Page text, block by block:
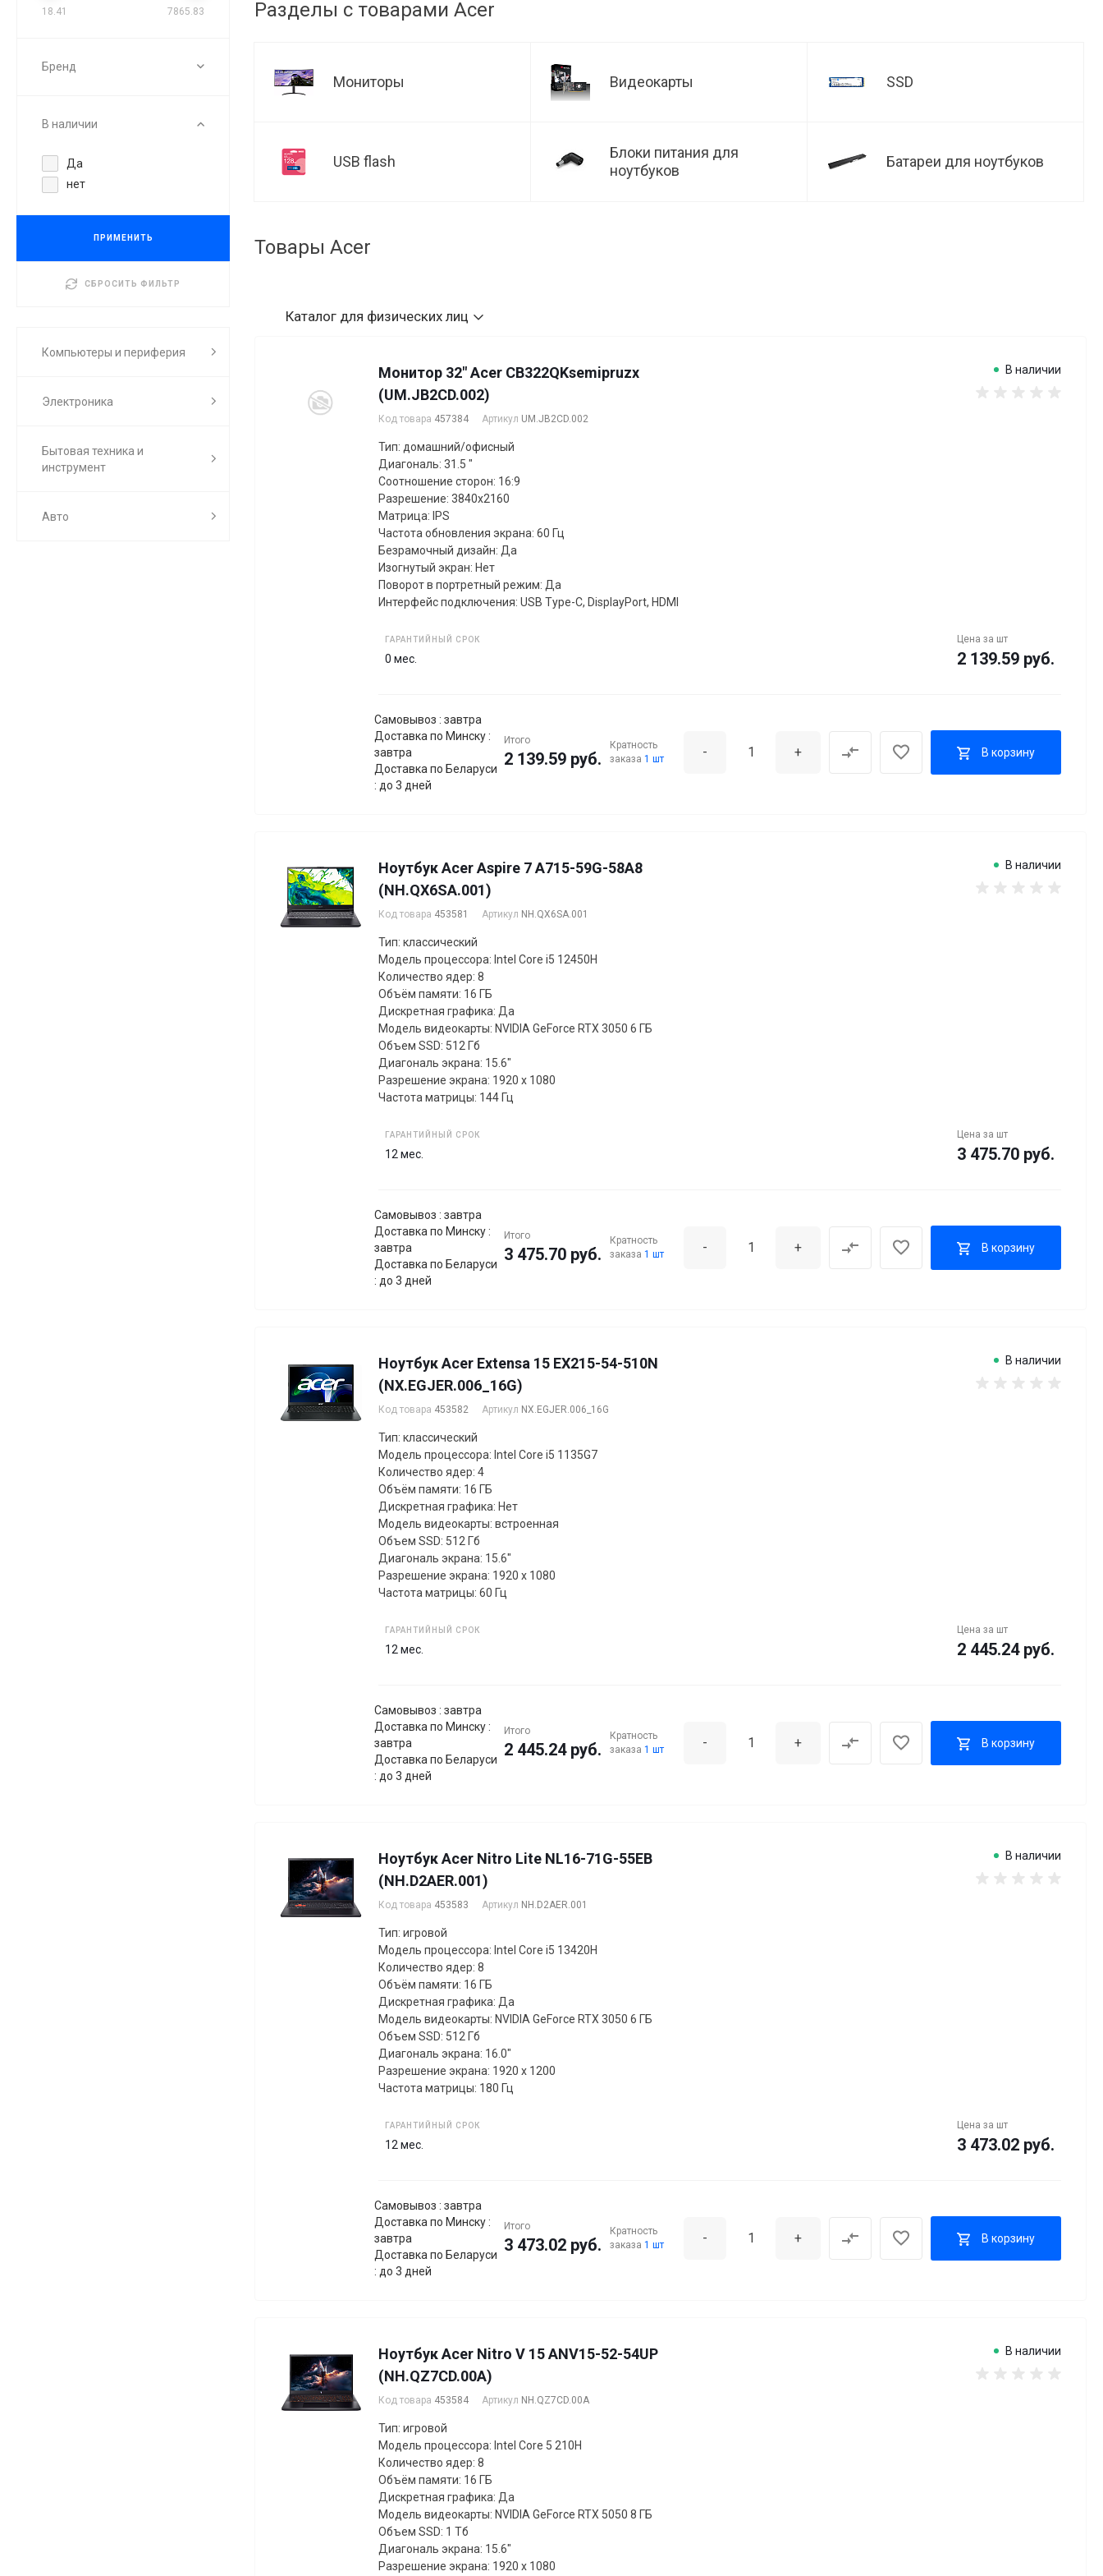
18.41 7865.83
Бренд
В наличии
Да
нет
ПРИМЕНИТЬ
СБРОСИТЬ ФИЛЬТР
Компьютеры и периферия
Электроника
Бытовая техника и
инструмент
Авто
Разделы с товарами Acer
Мониторы Видеокарты SSD
USB flash
Блоки питания для
ноутбуков
Батареи для ноутбуков
Товары Acer
Каталог для физических лиц
Монитор 32" Acer CB322QKsemipruzx
(UM.JB2CD.002)
Код товара 457384 Артикул UM.JB2CD.002
В наличии
Тип: домашний/офисный
Диагональ: 31.5 "
Соотношение сторон: 16:9
Разрешение: 3840x2160
Матрица: IPS
Частота обновления экрана: 60 Гц
Безрамочный дизайн: Да
Изогнутый экран: Нет
Поворот в портретный режим: Да
Интерфейс подключения: USB Type-C, DisplayPort, HDMI
ГАРАНТИЙНЫЙ СРОК
0 мес.
Цена за шт
2 139.59 руб.
Самовывоз : завтра
Доставка по Минску :
завтра
Доставка по Беларуси
: до 3 дней
Итого
2 139.59 руб.
Кратность
заказа 1 шт - + В корзину
Ноутбук Acer Aspire 7 A715-59G-58A8
(NH.QX6SA.001)
Код товара 453581 Артикул NH.QX6SA.001
В наличии
Тип: классический
Модель процессора: Intel Core i5 12450H
Количество ядер: 8
Объём памяти: 16 ГБ
Дискретная графика: Да
Модель видеокарты: NVIDIA GeForce RTX 3050 6 ГБ
Объем SSD: 512 Гб
Диагональ экрана: 15.6"
Разрешение экрана: 1920 x 1080
Частота матрицы: 144 Гц
ГАРАНТИЙНЫЙ СРОК
12 мес.
Цена за шт
3 475.70 руб.
Самовывоз : завтра
Доставка по Минску :
завтра
Доставка по Беларуси
: до 3 дней
Итого
3 475.70 руб.
Кратность
заказа 1 шт - + В корзину
Ноутбук Acer Extensa 15 EX215-54-510N
(NX.EGJER.006_16G)
Код товара 453582 Артикул NX.EGJER.006_16G
В наличии
Тип: классический
Модель процессора: Intel Core i5 1135G7
Количество ядер: 4
Объём памяти: 16 ГБ
Дискретная графика: Нет
Модель видеокарты: встроенная
Объем SSD: 512 Гб
Диагональ экрана: 15.6"
Разрешение экрана: 1920 x 1080
Частота матрицы: 60 Гц
ГАРАНТИЙНЫЙ СРОК
12 мес.
Цена за шт
2 445.24 руб.
Самовывоз : завтра
Доставка по Минску :
завтра
Доставка по Беларуси
: до 3 дней
Итого
2 445.24 руб.
Кратность
заказа 1 шт - + В корзину
Ноутбук Acer Nitro Lite NL16-71G-55EB
(NH.D2AER.001)
Код товара 453583 Артикул NH.D2AER.001
В наличии
Тип: игровой
Модель процессора: Intel Core i5 13420H
Количество ядер: 8
Объём памяти: 16 ГБ
Дискретная графика: Да
Модель видеокарты: NVIDIA GeForce RTX 3050 6 ГБ
Объем SSD: 512 Гб
Диагональ экрана: 16.0"
Разрешение экрана: 1920 x 1200
Частота матрицы: 180 Гц
ГАРАНТИЙНЫЙ СРОК
12 мес.
Цена за шт
3 473.02 руб.
Самовывоз : завтра
Доставка по Минску :
завтра
Доставка по Беларуси
: до 3 дней
Итого
3 473.02 руб.
Кратность
заказа 1 шт - + В корзину
Ноутбук Acer Nitro V 15 ANV15-52-54UP
(NH.QZ7CD.00A)
Код товара 453584 Артикул NH.QZ7CD.00A
В наличии
Тип: игровой
Модель процессора: Intel Core 5 210H
Количество ядер: 8
Объём памяти: 16 ГБ
Дискретная графика: Да
Модель видеокарты: NVIDIA GeForce RTX 5050 8 ГБ
Объем SSD: 1 Тб
Диагональ экрана: 15.6"
Разрешение экрана: 1920 x 1080